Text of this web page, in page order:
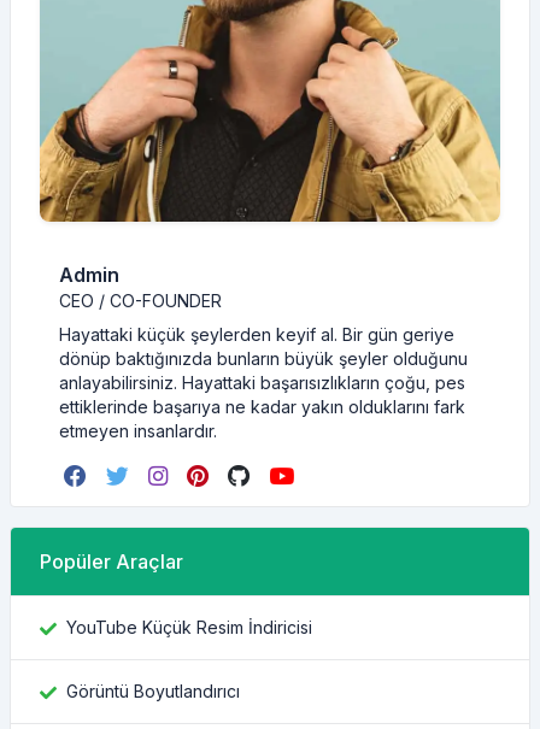
Admin
CEO / CO-FOUNDER
Hayattaki küçük şeylerden keyif al. Bir gün geriye
dönüp baktığınızda bunların büyük şeyler olduğunu
anlayabilirsiniz. Hayattaki başarısızlıkların çoğu, pes
ettiklerinde başarıya ne kadar yakın olduklarını fark
etmeyen insanlardır.
Popüler Araçlar
YouTube Küçük Resim İndiricisi
Görüntü Boyutlandırıcı